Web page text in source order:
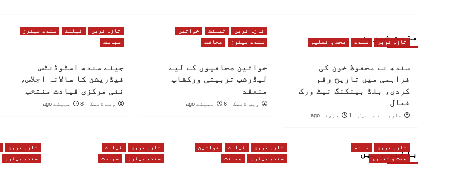
مزید خبریں
تازہ ترین سندھ صحت و تعلیم
سندھ نے محفوظ خون کی
فراہمی میں تاریخ رقم
کردی، بلڈ بینکنگ نیٹ ورک
فعال
ماریہ اسماعیل 1 مہینہ ago
تازہ ترین ٹیلنٹ
خواتین
سندھ میٹرز
صحافت
خواتین صحافیوں کے لیے
لیڈرشپ تربیتی ورکشاپ
منعقد
ویب ڈیسک 6 مہینے ago
تازہ ترین ٹیلنٹ
سندھ میٹرز
سیاست
جیئے سندھ اسٹوڈنٹس
فیڈریشن کا سالانہ اجلاس،
نئی مرکزی قیادت منتخب
ویب ڈیسک 8 مہینے ago
باخبر رہیں
تازہ ترین
سندھ
صحت و تعلیم
تازہ ترین ٹیلنٹ
خواتین
سندھ میٹرز
صحافت
تازہ ترین
ٹیلنٹ
سندھ میٹرز
سیاست
تازہ ترین
سندھ میٹرز